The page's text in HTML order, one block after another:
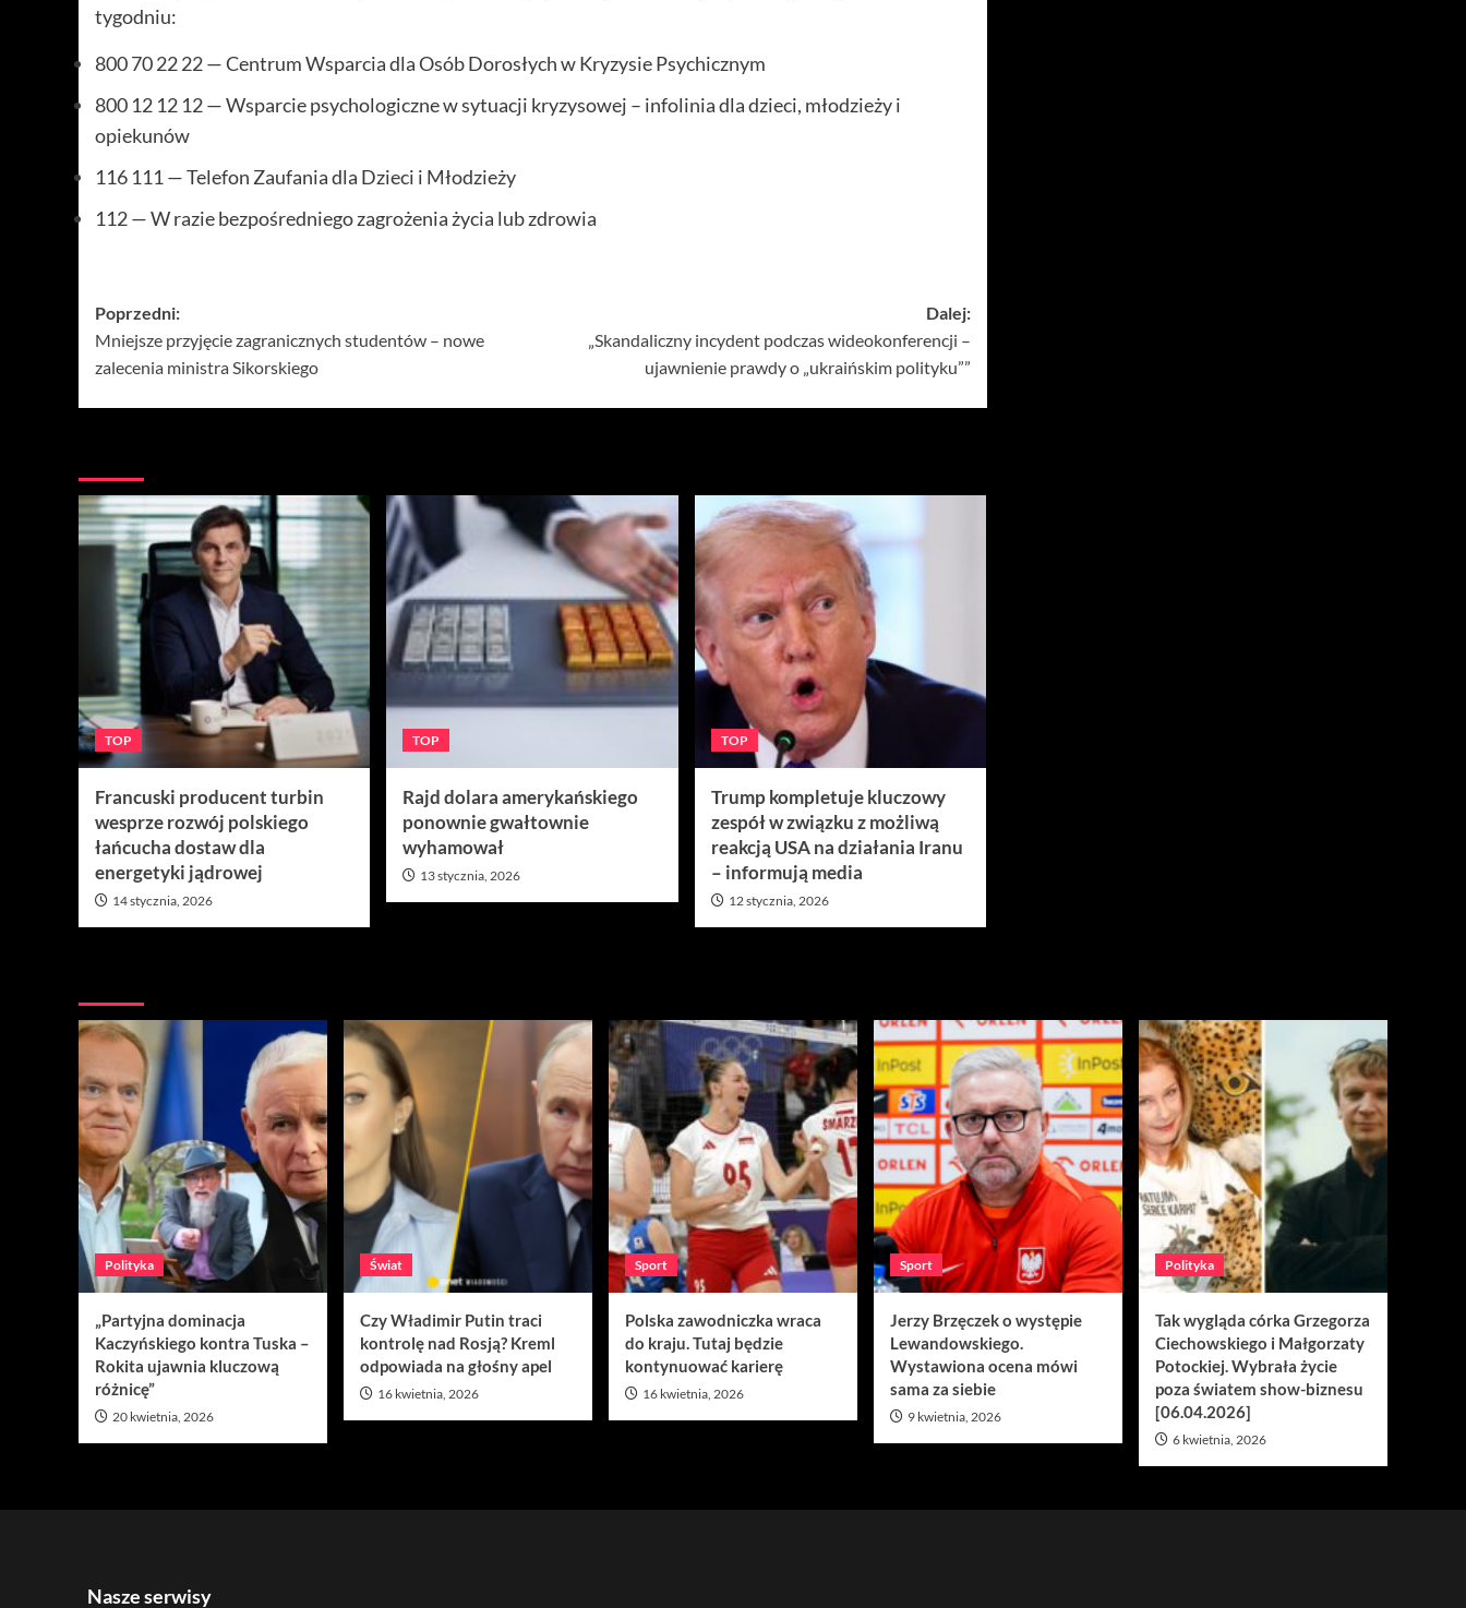
tygodniu:
800 70 22 22 — Centrum Wsparcia dla Osób Dorosłych w Kryzysie Psychicznym
800 12 12 12 — Wsparcie psychologiczne w sytuacji kryzysowej – infolinia dla dzieci, młodzieży i
opiekunów
116 111 — Telefon Zaufania dla Dzieci i Młodzieży
112 — W razie bezpośredniego zagrożenia życia lub zdrowia
Zobacz
wpisy
Poprzedni:
Mniejsze przyjęcie zagranicznych studentów – nowe
zalecenia ministra Sikorskiego
Dalej:
„Skandaliczny incydent podczas wideokonferencji –
ujawnienie prawdy o „ukraińskim polityku””
TOP
Francuski producent turbin
wesprze rozwój polskiego
łańcucha dostaw dla
energetyki jądrowej
14 stycznia, 2026
TOP
Rajd dolara amerykańskiego
ponownie gwałtownie
wyhamował
13 stycznia, 2026
TOP
Trump kompletuje kluczowy
zespół w związku z możliwą
reakcją USA na działania Iranu
– informują media
12 stycznia, 2026
Polityka
„Partyjna dominacja
Kaczyńskiego kontra Tuska –
Rokita ujawnia kluczową
różnicę”
20 kwietnia, 2026
Świat
Czy Władimir Putin traci
kontrolę nad Rosją? Kreml
odpowiada na głośny apel
16 kwietnia, 2026
Sport
Polska zawodniczka wraca
do kraju. Tutaj będzie
kontynuować karierę
16 kwietnia, 2026
Sport
Jerzy Brzęczek o występie
Lewandowskiego.
Wystawiona ocena mówi
sama za siebie
9 kwietnia, 2026
Polityka
Tak wygląda córka Grzegorza
Ciechowskiego i Małgorzaty
Potockiej. Wybrała życie
poza światem show-biznesu
[06.04.2026]
6 kwietnia, 2026
Nasze serwisy